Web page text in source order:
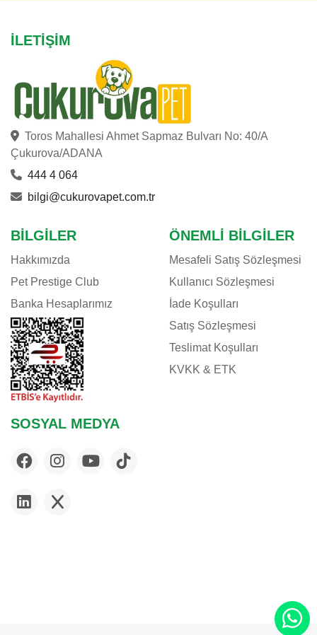
İLETIŞIM
Toros Mahallesi Ahmet Sapmaz Bulvarı No: 40/A
Çukurova/ADANA
444 4 064
bilgi@cukurovapet.com.tr
BILGILER
Hakkımızda
Pet Prestige Club
Banka Hesaplarımız
ÖNEMLI BILGILER
Mesafeli Satış Sözleşmesi
Kullanıcı Sözleşmesi
İade Koşulları
Satış Sözleşmesi
Teslimat Koşulları
KVKK & ETK
SOSYAL MEDYA